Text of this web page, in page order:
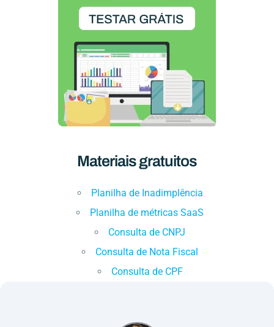
Materiais gratuitos
Planilha de Inadimplência
Planilha de métricas SaaS
Consulta de CNPJ
Consulta de Nota Fiscal
Consulta de CPF